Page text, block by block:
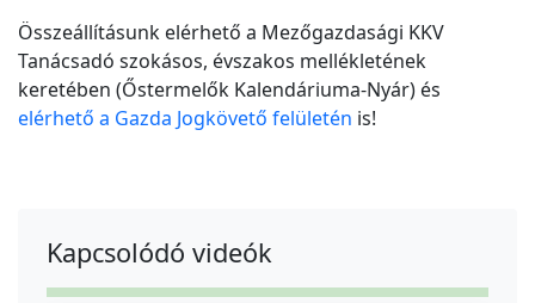
Összeállításunk elérhető a Mezőgazdasági KKV
Tanácsadó szokásos, évszakos mellékletének
keretében (Őstermelők Kalendáriuma-Nyár) és
elérhető a Gazda Jogkövető felületén is!
Kapcsolódó videók